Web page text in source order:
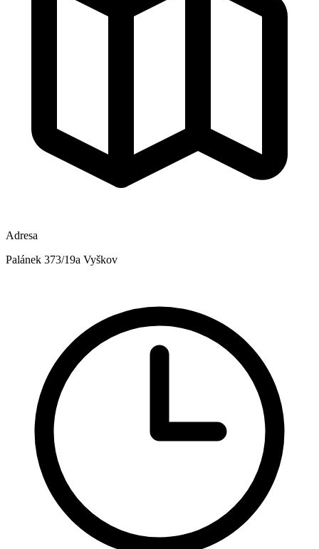
Adresa
Palánek 373/19a Vyškov